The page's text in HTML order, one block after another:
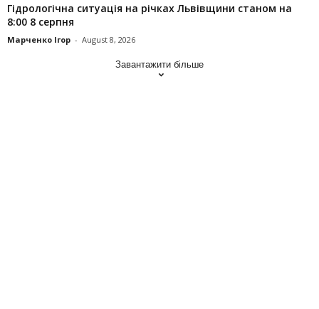
Гідрологічна ситуація на річках Львівщини станом на
8:00 8 серпня
Марченко Ігор - August 8, 2026
Завантажити більше